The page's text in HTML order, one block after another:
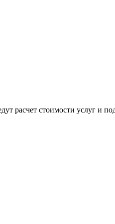
расчет стоимости услуг и